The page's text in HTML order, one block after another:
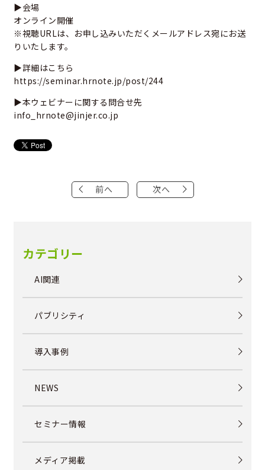
▶会場
オンライン開催
※視聴URLは、お申し込みいただくメールアドレス宛にお送
りいたします。
▶詳細はこちら
https://seminar.hrnote.jp/post/244
▶本ウェビナーに関する問合せ先
info_hrnote@jinjer.co.jp
前へ 次へ
カテゴリー
AI関連
パブリシティ
導入事例
NEWS
セミナー情報
メディア掲載